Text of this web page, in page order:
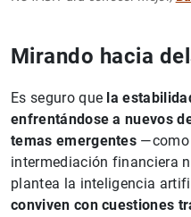
Mirando hacia
Es seguro que la
enfrentándose a nuevos
temas emergentes —como
intermediación financiera
plantea la inteligencia
conviven con cuestiones